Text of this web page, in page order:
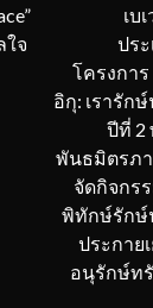
จ
เบ
ปร
โครงกา
อิกุ: เรารัก
ปีที่ 2
พันธมิตรภ
จัดกิจกร
พิทักษ์รักษ์
ประกาย
อนุรักษ์ท